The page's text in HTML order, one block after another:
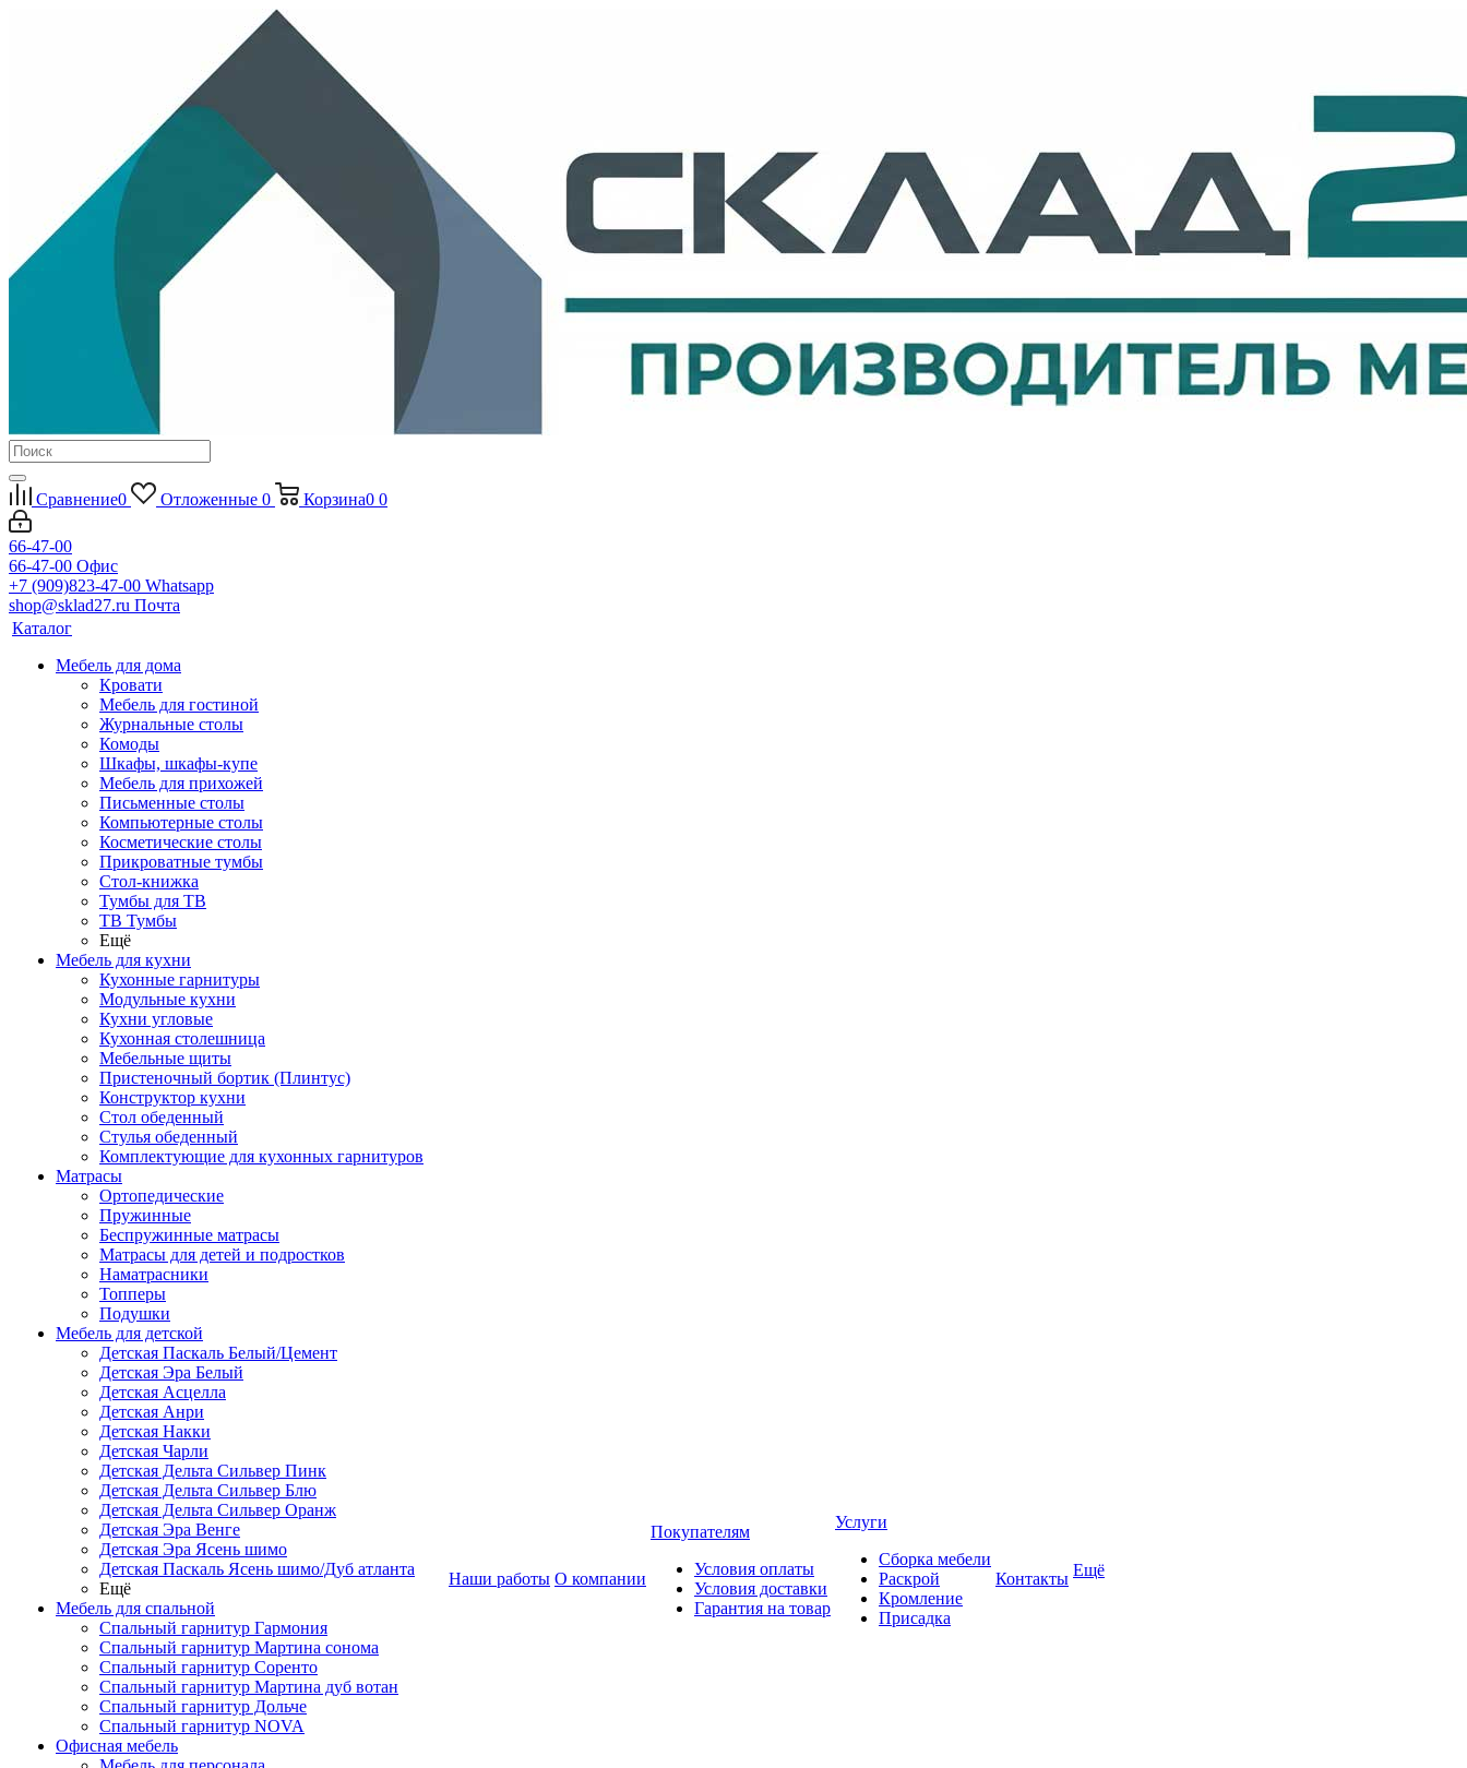
Сравнение0 Отложенные 0 Корзина0 0
66-47-00
66-47-00 Офис
+7 (909)823-47-00 Whatsapp
shop@sklad27.ru Почта
Каталог
Мебель для дома
Кровати
Мебель для гостиной
Журнальные столы
Комоды
Шкафы, шкафы-купе
Мебель для прихожей
Письменные столы
Компьютерные столы
Косметические столы
Прикроватные тумбы
Стол-книжка
Тумбы для ТВ
ТВ Тумбы
Ещё
Мебель для кухни
Кухонные гарнитуры
Модульные кухни
Кухни угловые
Кухонная столешница
Мебельные щиты
Пристеночный бортик (Плинтус)
Конструктор кухни
Стол обеденный
Стулья обеденный
Комплектующие для кухонных гарнитуров
Матраcы
Ортопедические
Пружинные
Беспружинные матрасы
Матрасы для детей и подростков
Наматрасники
Топперы
Подушки
Мебель для детской
Детская Паскаль Белый/Цемент
Детская Эра Белый
Детская Асцелла
Детская Анри
Детская Накки
Детская Чарли
Детская Дельта Сильвер Пинк
Детская Дельта Сильвер Блю
Детская Дельта Сильвер Оранж
Детская Эра Венге
Детская Эра Ясень шимо
Детская Паскаль Ясень шимо/Дуб атланта
Ещё
Мебель для спальной
Спальный гарнитур Гармония
Спальный гарнитур Мартина сонома
Спальный гарнитур Соренто
Спальный гарнитур Мартина дуб вотан
Спальный гарнитур Дольче
Спальный гарнитур NOVA
Офисная мебель
Наши работы О компании
Покупателям
Условия оплаты
Условия доставки
Гарантия на товар
Услуги
Сборка мебели
Раскрой
Кромление
Присадка
Контакты Ещё